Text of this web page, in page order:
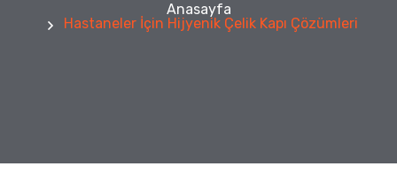
Anasayfa
Hastaneler İçin Hijyenik Çelik Kapı Çözümleri